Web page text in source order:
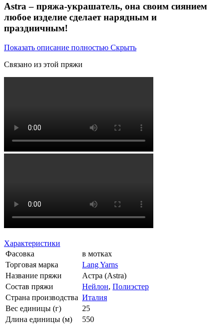
Astra – пряжа-украшатель, она своим сиянием
любое изделие сделает нарядным и
праздничным!
Показать описание полностью Скрыть
Связано из этой пряжи
Характеристики
Фасовка
в мотках
Торговая марка
Lang Yarns
Название пряжи
Астра (Astra)
Состав пряжи
Нейлон, Полиэстер
Страна производства Италия
Вес единицы (г)
25
Длина единицы (м)
550